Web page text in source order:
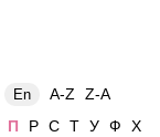
En A-Z
Z-A
П Р С Т У Ф
Х